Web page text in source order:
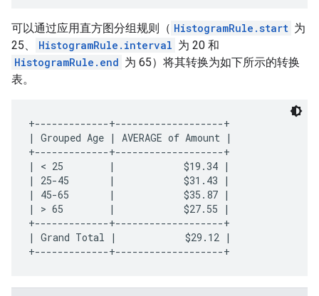
可以通过应用直方图分组规则（ HistogramRule.start 为
25、
HistogramRule.interval 为 20 和
HistogramRule.end 为 65）将其转换为如下所示的转换
表。
+-------------+-------------------+
| Grouped Age | AVERAGE of Amount |
+-------------+-------------------+
| < 25        |            $19.34 |
| 25-45       |            $31.43 |
| 45-65       |            $35.87 |
| > 65        |            $27.55 |
+-------------+-------------------+
| Grand Total |            $29.12 |